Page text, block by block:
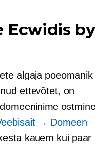
Ecwidis by
algaja poeomanik
ettevõtet, on
ostmine
→ Domeen
kauem kui paar